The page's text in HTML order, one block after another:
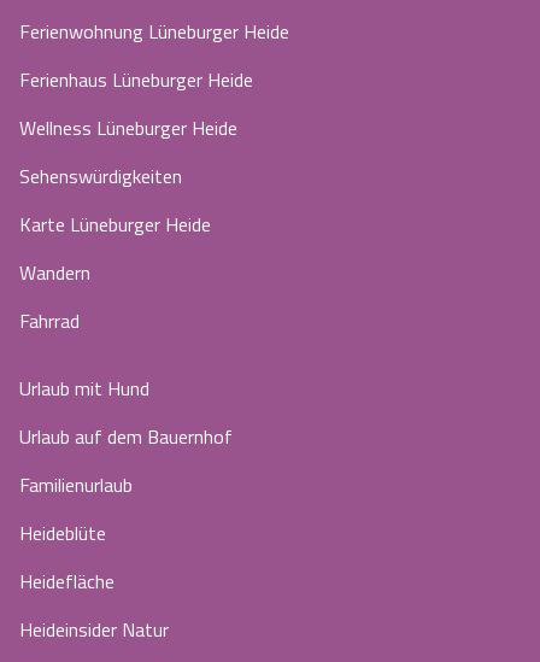
Ferienwohnung Lüneburger Heide
Ferienhaus Lüneburger Heide
Wellness Lüneburger Heide
Sehenswürdigkeiten
Karte Lüneburger Heide
Wandern
Fahrrad
Urlaub mit Hund
Urlaub auf dem Bauernhof
Familienurlaub
Heideblüte
Heidefläche
Heideinsider Natur